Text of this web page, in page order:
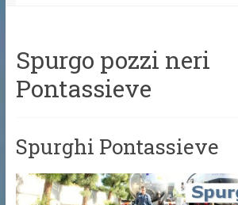
Spurgo pozzi neri
Pontassieve
Spurghi Pontassieve